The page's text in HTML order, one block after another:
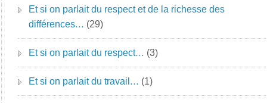
Et si on parlait du respect et de la richesse des
différences… (29)
Et si on parlait du respect… (3)
Et si on parlait du travail… (1)